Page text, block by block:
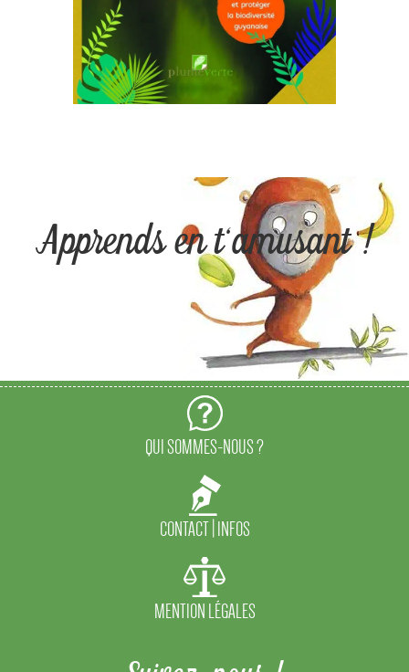
Apprends en t'amusant !
QUI SOMMES-NOUS ?
CONTACT | INFOS
MENTION LÉGALES